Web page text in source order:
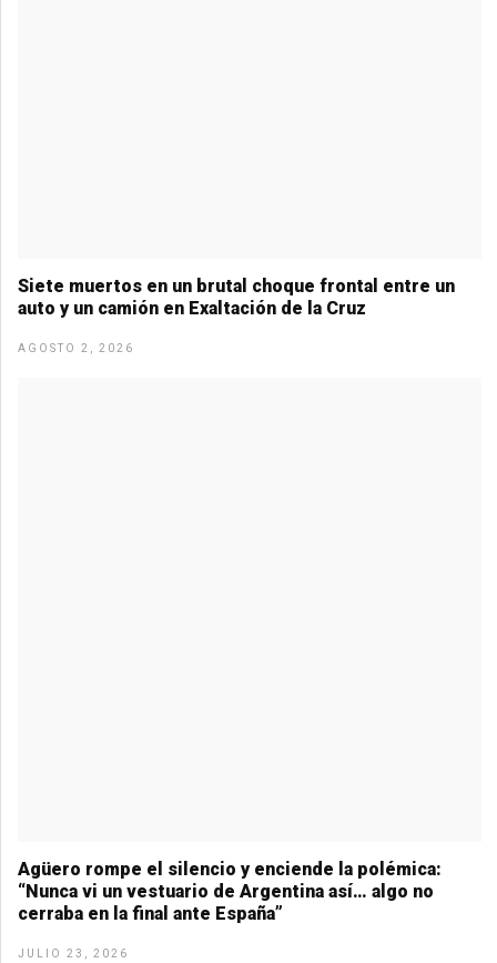
Siete muertos en un brutal choque frontal entre un
auto y un camión en Exaltación de la Cruz
AGOSTO 2, 2026
Agüero rompe el silencio y enciende la polémica:
“Nunca vi un vestuario de Argentina así… algo no
cerraba en la final ante España”
JULIO 23, 2026